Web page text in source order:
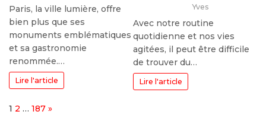
Paris, la ville lumière, offre
bien plus que ses
monuments emblématiques
et sa gastronomie
renommée.…
Lire l'article
Yves
Avec notre routine
quotidienne et nos vies
agitées, il peut être difficile
de trouver du…
Lire l'article
Page:
1 2 … 187 Next
»